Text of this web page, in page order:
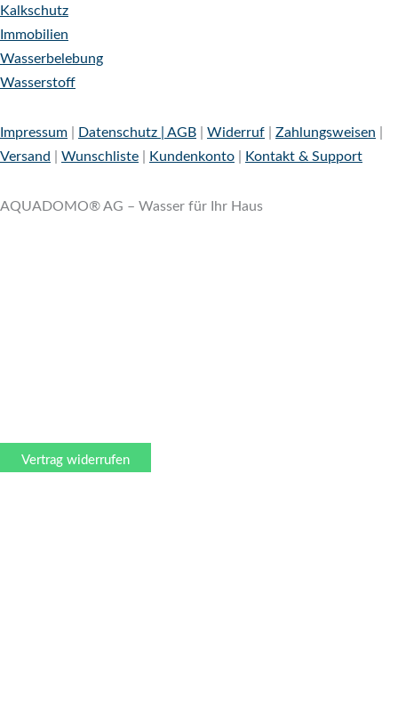
Kalkschutz
Immobilien
Wasserbelebung
Wasserstoff
Impressum Datenschutz | AGB Widerruf Zahlungsweisen
Versand
Wunschliste Kundenkonto Kontakt & Support
AQUADOMO® AG – Wasser für Ihr Haus
Vertrag widerrufen